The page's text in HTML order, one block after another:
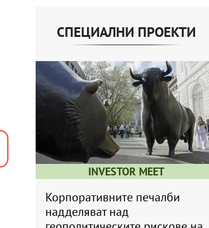
СПЕЦИАЛНИ ПРОЕКТИ
INVESTOR MEET
Корпоративните печалби
надделяват над